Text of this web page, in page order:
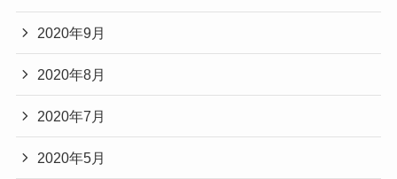
2020年9月
2020年8月
2020年7月
2020年5月